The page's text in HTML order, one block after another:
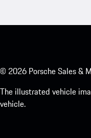
© 2026 Porsche Sales &
The illustrated vehicle
vehicle.